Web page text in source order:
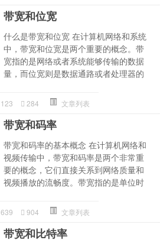
带宽和位宽
什么是带宽和位宽 在计算机网络和系统
中，带宽和位宽是两个重要的概念。带
宽指的是网络或者系统能够传输的数据
量，而位宽则是数据通路或者处理器的
123 284 文章列表
带宽和码率
带宽和码率的基本概念 在计算机网络和
视频传输中，带宽和码率是两个非常重
要的概念，它们直接关系到网络质量和
视频播放的流畅度。带宽指的是单位时
639 904 文章列表
带宽和比特率